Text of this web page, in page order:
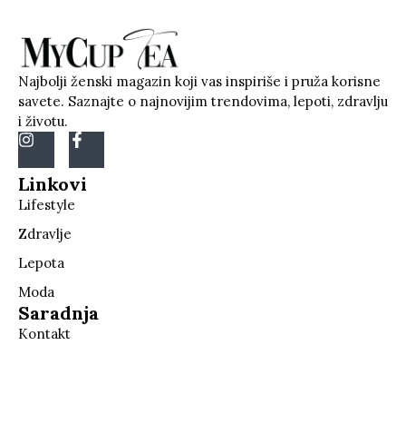
Najbolji ženski magazin koji vas inspiriše i pruža korisne
savete. Saznajte o najnovijim trendovima, lepoti, zdravlju
i životu.
Linkovi
Lifestyle
Zdravlje
Lepota
Moda
Saradnja
Kontakt